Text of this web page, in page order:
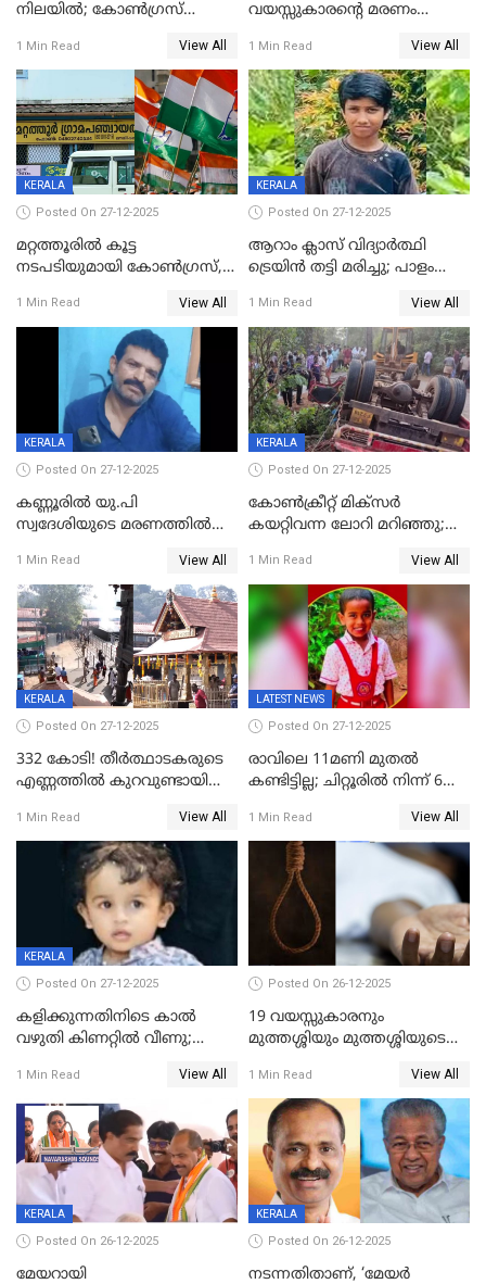
നിലയില്‍; കോണ്‍ഗ്രസ്
മാനസികപീഡനമെന്ന് കുറിപ്പ്
1 Min Read View All
വയസ്സുകാരന്റെ മരണം
സുഹൃത്തും പൊലീസ്
കസ്റ്റഡിയിൽ
1 Min Read View All
KERALA
Posted On 27-12-2025
മറ്റത്തൂരിൽ കൂട്ട
നടപടിയുമായി കോണ്‍ഗ്രസ്,
എട്ട് പേര്‍ ഉള്‍പ്പെടെ
പത്തുപേരെ പുറത്താക്കി,
ചൊവ്വന്നൂരിലും നടപടി
1 Min Read View All
KERALA
Posted On 27-12-2025
ആറാം ക്ലാസ് വിദ്യാർത്ഥി
ട്രെയിൻ തട്ടി മരിച്ചു; പാളം
അപകടം മലപ്പുറത്ത്
1 Min Read View All
KERALA
Posted On 27-12-2025
കണ്ണൂരിൽ യു.പി
സ്വദേശിയുടെ മരണത്തിൽ
കേസ്; തർക്കമുണ്ടായത്
ഫേഷ്യലിന് 300 രൂപ
ആവശ്യപ്പെട്ടതിനെച്ചൊല്ലി
1 Min Read View All
KERALA
Posted On 27-12-2025
കോണ്‍ക്രീറ്റ് മിക്‌സര്‍
കയറ്റിവന്ന ലോറി മറിഞ്ഞു;
അപകടം കണ്ണൂരിൽ
1 Min Read View All
KERALA
Posted On 27-12-2025
332 കോടി! തീർത്ഥാടകരുടെ
എണ്ണത്തിൽ കുറവുണ്ടായിട്ടും
കുതിച്ചുയരുന്നു
1 Min Read View All
LATEST NEWS
Posted On 27-12-2025
രാവിലെ 11മണി മുതൽ
കണ്ടിട്ടില്ല; ചിറ്റൂരിൽ നിന്ന് 6
1 Min Read View All
KERALA
Posted On 27-12-2025
കളിക്കുന്നതിനിടെ കാൽ
വഴുതി കിണറ്റിൽ വീണു;
ദാരുണാന്ത്യം
1 Min Read View All
Posted On 26-12-2025
19 വയസ്സുകാരനും
മുത്തശ്ശിയും മുത്തശ്ശിയുടെ
മരിച്ചനിലയിൽ
1 Min Read View All
KERALA
Posted On 26-12-2025
മേയറായി
KERALA
Posted On 26-12-2025
നടന്നതിതാണ്, ‘മേയർ